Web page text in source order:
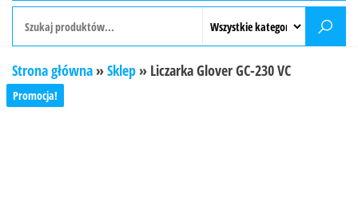
Strona główna »Sklep » Liczarka Glover GC-230 VC
Promocja!